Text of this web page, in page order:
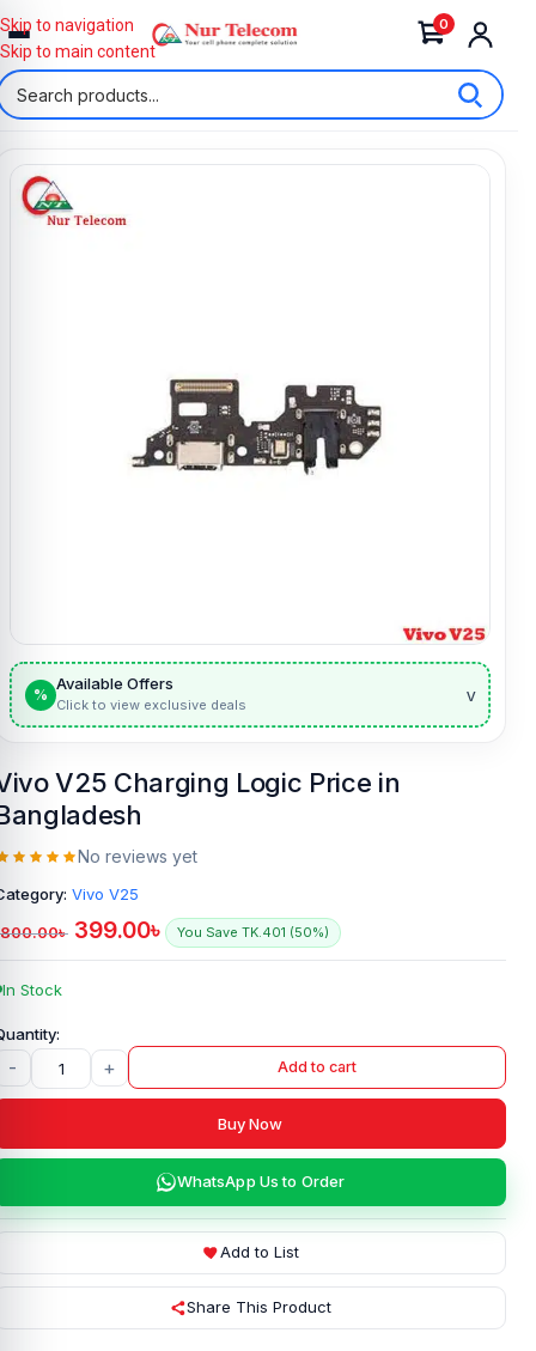
0
Skip to navigation
Skip to main content
%
Available Offers
Click to view exclusive deals v
V25 Charging Logic Price in
No reviews yet
Vivo V25
800.00৳ 399.00৳ You Save TK.401 (50%)
In Stock
- + Add to cart
Buy Now
WhatsApp Us to Order
Add to List
Share This Product